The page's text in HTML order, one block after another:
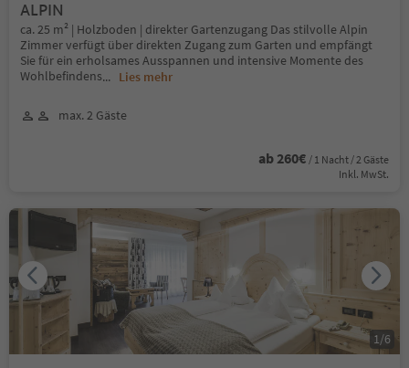
ALPIN
ca. 25 m² | Holzboden | direkter Gartenzugang Das stilvolle Alpin
Zimmer verfügt über direkten Zugang zum Garten und empfängt
Sie für ein erholsames Ausspannen und intensive Momente des
Wohlbefindens... Lies mehr
max. 2 Gäste
ab 260€ / 1 Nacht / 2 Gäste
Inkl. MwSt.
1/6